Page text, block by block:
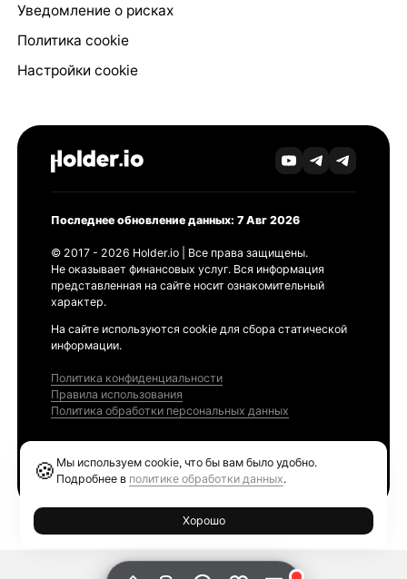
Уведомление о рисках
Политика cookie
Настройки cookie
Последнее обновление данных: 7 Авг 2026
© 2017 - 2026 Holder.io | Все права защищены.
Не оказывает финансовых услуг. Вся информация
представленная на сайте носит ознакомительный
характер.
На сайте используются cookie для сбора статической
информации.
Политика конфиденциальности
Правила использования
Политика обработки персональных данных
🍪 Мы используем cookie, что бы вам было удобно.
Подробнее в политике обработки данных.
Хорошо
Ethereum GAS Tracker